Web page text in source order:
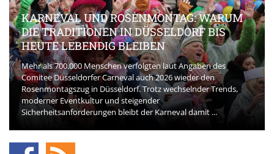
KARNEVAL UND ROSENMONTAG: WARUM
DIE TRADITIONEN IN DÜSSELDORF BIS
HEUTE LEBENDIG BLEIBEN
Mehr als 700.000 Menschen verfolgten laut Angaben des
Comitee Düsseldorfer Carneval auch 2026 wieder den
Rosenmontagszug in Düsseldorf. Trotz wechselnder Trends,
moderner Eventkultur und steigender
Sicherheitsanforderungen bleibt der Karneval damit ...